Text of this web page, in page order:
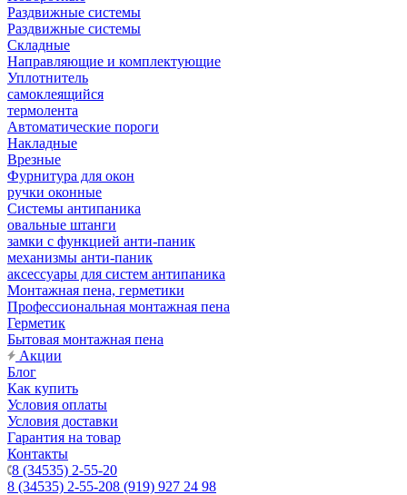
Раздвижные системы
Раздвижные системы
Складные
Направляющие и комплектующие
Уплотнитель
самоклеящийся
термолента
Автоматические пороги
Накладные
Врезные
Фурнитура для окон
ручки оконные
Системы антипаника
овальные штанги
замки с функцией анти-паник
механизмы анти-паник
аксессуары для систем антипаника
Монтажная пена, герметики
Профессиональная монтажная пена
Герметик
Бытовая монтажная пена
Акции
Блог
Как купить
Условия оплаты
Условия доставки
Гарантия на товар
Контакты
8 (34535) 2-55-20
8 (34535) 2-55-208 (919) 927 24 98